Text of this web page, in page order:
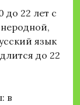
до 22 лет с
язык
до 22
в